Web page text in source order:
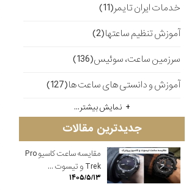
خدمات ایران تایمر(11)
آموزش تنظیم ساعتها(2)
سرزمین ساعت، سوئیس(136)
آموزش و دانستی های ساعت ها(127)
نمایش بیشتر...
جدیدترین مقالات
مقایسه ساعت کاسیو Pro
Trek و تیسوت ...
۱۴۰۵/۵/۱۳